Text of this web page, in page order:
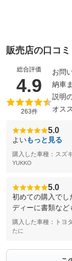
販売店の口コミ
総合評価
4.9 （
263件
お問
納車
説明
オス
5.0
よいもっと見る
購入した車種：スズ
YUKKO
5.0
初めての購入でし
ディーに書類など
購入した車種：トヨ
たに